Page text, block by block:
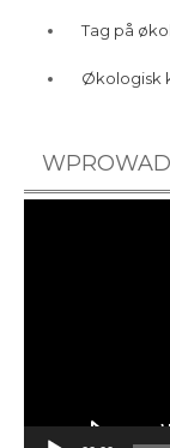
Tag på
Økologisk